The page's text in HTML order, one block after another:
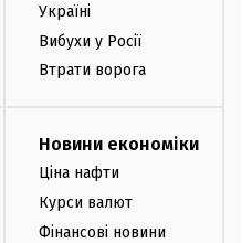
Україні
Вибухи у Росії
Втрати ворога
Новини економіки
Ціна нафти
Курси валют
Фінансові новини